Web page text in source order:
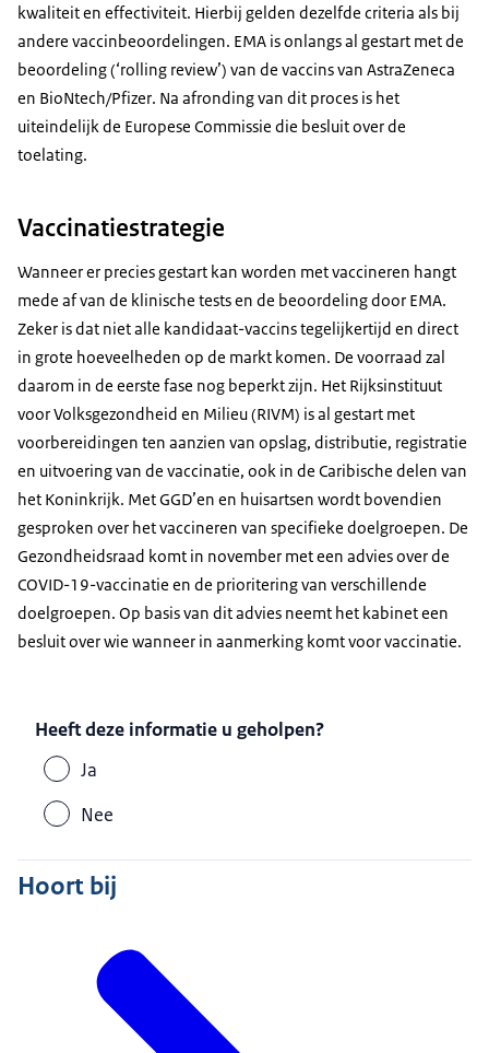
kwaliteit en effectiviteit. Hierbij gelden dezelfde criteria als bij
andere vaccinbeoordelingen. EMA is onlangs al gestart met de
beoordeling (‘rolling review’) van de vaccins van AstraZeneca
en BioNtech/Pfizer. Na afronding van dit proces is het
uiteindelijk de Europese Commissie die besluit over de
toelating.
Vaccinatiestrategie
Wanneer er precies gestart kan worden met vaccineren hangt
mede af van de klinische tests en de beoordeling door EMA.
Zeker is dat niet alle kandidaat-vaccins tegelijkertijd en direct
in grote hoeveelheden op de markt komen. De voorraad zal
daarom in de eerste fase nog beperkt zijn. Het Rijksinstituut
voor Volksgezondheid en Milieu (RIVM) is al gestart met
voorbereidingen ten aanzien van opslag, distributie, registratie
en uitvoering van de vaccinatie, ook in de Caribische delen van
het Koninkrijk. Met GGD’en en huisartsen wordt bovendien
gesproken over het vaccineren van specifieke doelgroepen. De
Gezondheidsraad komt in november met een advies over de
COVID-19-vaccinatie en de prioritering van verschillende
doelgroepen. Op basis van dit advies neemt het kabinet een
besluit over wie wanneer in aanmerking komt voor vaccinatie.
Heeft deze informatie u geholpen?
Ja
Nee
Hoort bij